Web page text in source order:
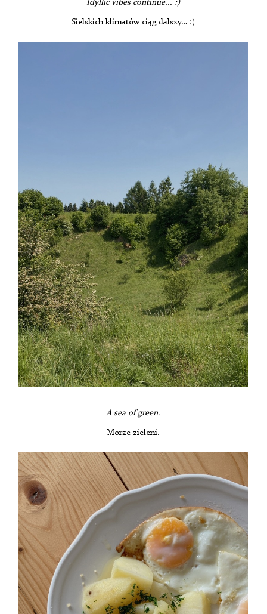
Idyllic vibes continue... :)
Sielskich klimatów ciąg dalszy… :)
A sea ofgreen.
Morze zieleni.